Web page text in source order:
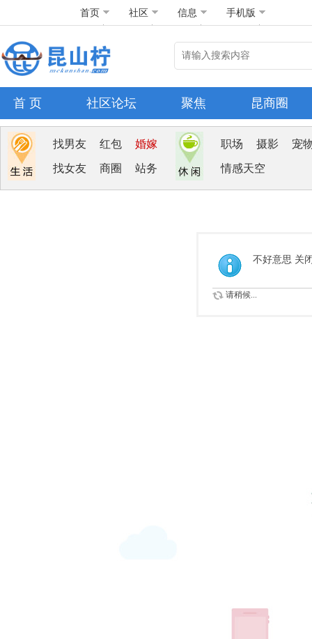
首页 社区 信息 手机版
首 页 社区论坛 聚焦 昆商圈
找男友 红包 婚嫁
找女友 商圈 站务
职场 摄影 宠
情感天空
不好意思 关
请稍候...